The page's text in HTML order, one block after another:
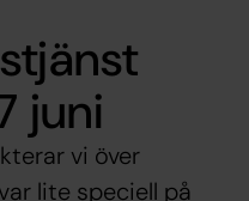
juni
vi över
lite speciell på